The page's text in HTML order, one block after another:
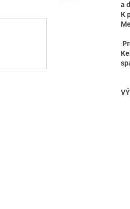
a
K